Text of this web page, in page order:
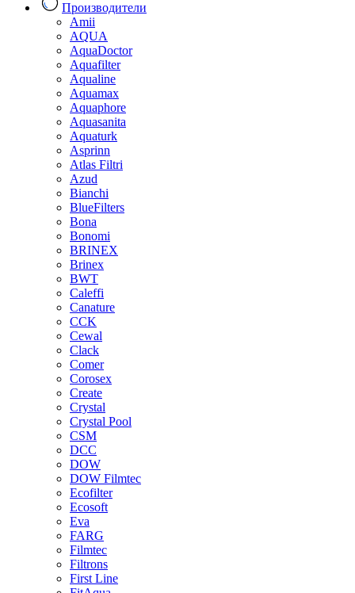
Производители
Amii
AQUA
AquaDoctor
Aquafilter
Aqualine
Aquamax
Aquaphore
Aquasanita
Aquaturk
Asprinn
Atlas Filtri
Azud
Bianchi
BlueFilters
Bona
Bonomi
BRINEX
Brinex
BWT
Caleffi
Canature
CCK
Cewal
Clack
Comer
Corosex
Create
Crystal
Crystal Pool
CSM
DCC
DOW
DOW Filmtec
Ecofilter
Ecosoft
Eva
FARG
Filmtec
Filtrons
First Line